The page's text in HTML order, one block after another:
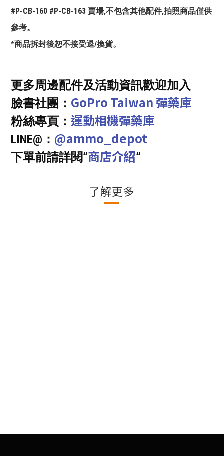
#P-CB-160 #P-CB-163 賣場,不包含其他配件,拍照商品僅供
參考。
*商品拆封後恕不接受退/換貨。
更多周邊配件及活動資訊歡迎加入
臉書社團： GoPro Taiwan 彈藥庫
粉絲專頁： 運動相機彈藥庫
LINE@： @ammo_depot
下單前請詳閱”商店介紹”
了解更多